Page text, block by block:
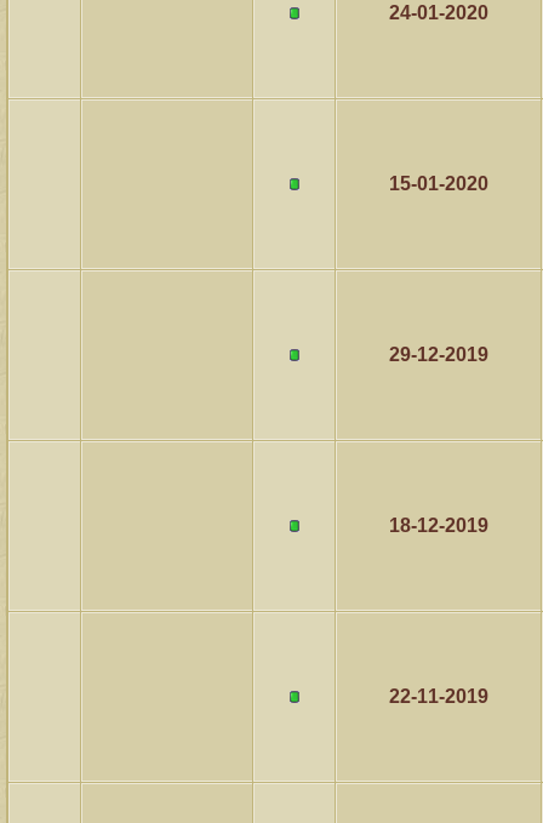
24-01-2020
15-01-2020
29-12-2019
18-12-2019
22-11-2019